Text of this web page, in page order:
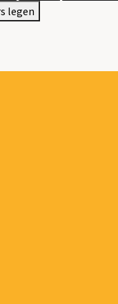
legen